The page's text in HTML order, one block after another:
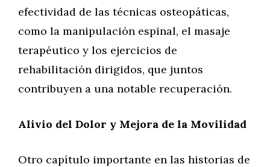
efectividad de las técnicas osteopáticas,
como la manipulación espinal, el masaje
terapéutico y los ejercicios de
rehabilitación dirigidos, que juntos
contribuyen a una notable recuperación.
Alivio del Dolor y Mejora de la Movilidad
Otro capítulo importante en las historias de